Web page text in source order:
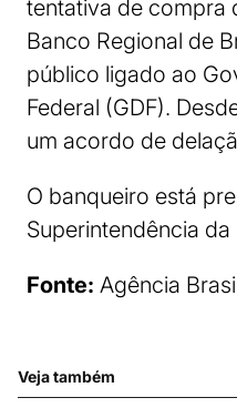
tentativa de compra
Banco Regional de
público ligado ao
Federal (GDF).
um acordo de
O banqueiro está
Superintendência da
Fonte: Agência
Veja também